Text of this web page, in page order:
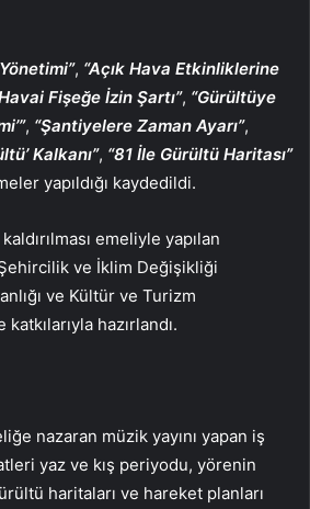
, “Açık Hava Etkinliklerine
Fişeğe İzin Şartı”, “Gürültüye
, “Şantiyelere Zaman Ayarı”,
Kalkanı”, “81 İle Gürültü Haritası”
yapıldığı kaydedildi.
emeliyle yapılan
ve İklim Değişikliği
ve Kültür ve Turizm
katkılarıyla hazırlandı.
nazaran müzik yayını yapan iş
yaz ve kış periyodu, yörenin
haritaları ve hareket planları